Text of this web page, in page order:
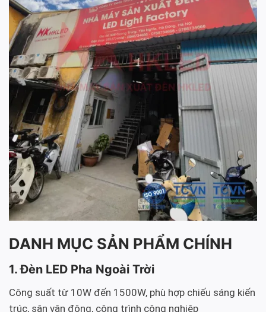
DANH MỤC SẢN PHẨM CHÍNH
1. Đèn LED Pha Ngoài Trời
Công suất từ 10W đến 1500W, phù hợp chiếu sáng kiến
trúc, sân vận động, công trình công nghiệp